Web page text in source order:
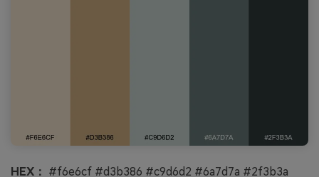
HEX： #f6e6cf #d3b386 #c9d6d2 #6a7d7a #2f3b3a